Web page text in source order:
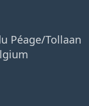
Péage/Tollaan